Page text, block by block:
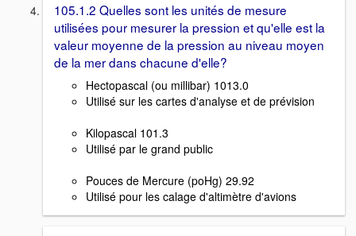
105.1.2 Quelles sont les unités de mesure
utilisées pour mesurer la pression et qu'elle est la
valeur moyenne de la pression au niveau moyen
de la mer dans chacune d'elle?
Hectopascal (ou millibar) 1013.0
Utilisé sur les cartes d'analyse et de prévision
Kilopascal 101.3
Utilisé par le grand public
Pouces de Mercure (poHg) 29.92
Utilisé pour les calage d'altimètre d'avions